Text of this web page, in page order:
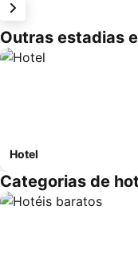
Outras estadias
Hotel
Categorias de